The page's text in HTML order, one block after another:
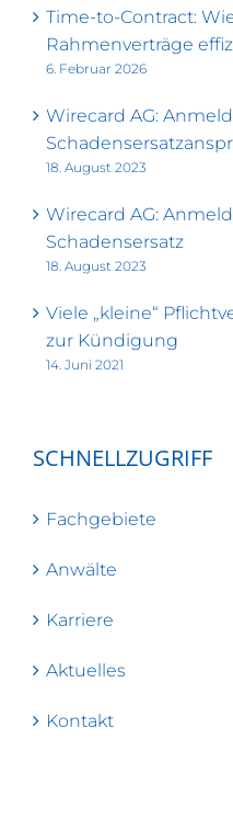
Time-to-Contract:
Rahmenverträge
6. Februar 2026
Wirecard AG:
18. August 2023
Wirecard AG:
Schadensersatz
18. August 2023
Viele „kleine“
zur Kündigung
14. Juni 2021
SCHNELLZUGRIFF
Fachgebiete
Anwälte
Karriere
Aktuelles
Kontakt